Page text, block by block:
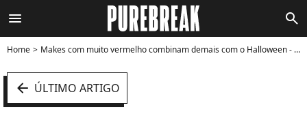
menu search
Home Makes com muito vermelho combinam demais com o Halloween - Foto
arrow_left ÚLTIMO ARTIGO